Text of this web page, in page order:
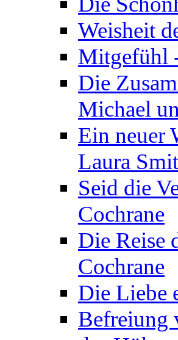
Weisheit
Mitgefühl
Die
Michael
Ein neuer
Laura
Seid die
Cochrane
Die Reise
Cochrane
Die Liebe
Befreiung